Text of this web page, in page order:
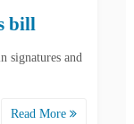
bill
signatures and
Read More